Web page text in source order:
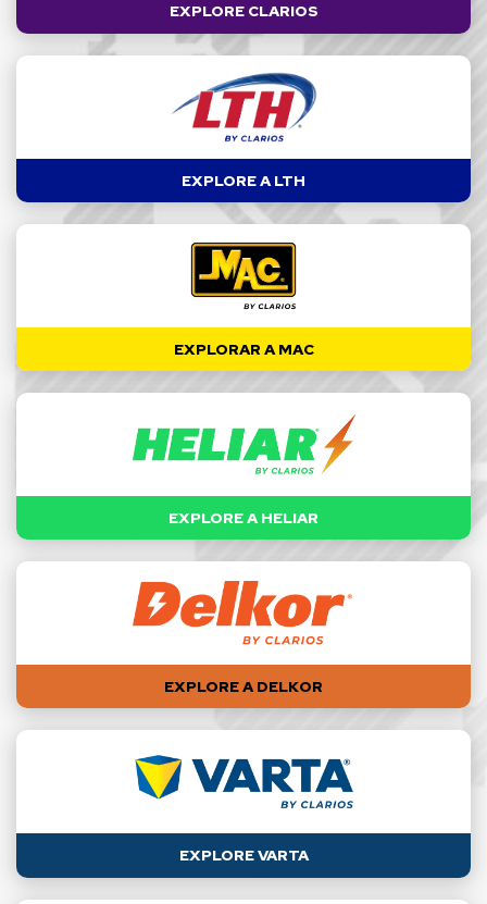
EXPLORE CLARIOS
EXPLORE A LTH
EXPLORAR A MAC
EXPLORE A HELIAR
EXPLORE A DELKOR
EXPLORE VARTA